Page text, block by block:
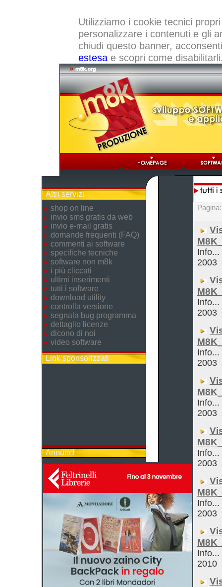
Utilizziamo i cookie tecnici
personalizzare i contenuti e gli
chiudi questo banner,
estesae scopri come
Altri servizi
shop on line
invio sms gratis da web
invio e-mail gratis
domande frequenti (FAQ)
commenti ai software
specifiche tecniche
software non m8k
i più cliccati
ultimi inserimenti
tutti i software
download utility
controlla versione
segnala bug programma
dettaglio licenze
dicono di noi
video software
Link sponsorizzati
Annunci
Info...
2003
Info...
2003
Info...
2003
Info...
2003
Info...
2003
Info...
2003
Info...
2010